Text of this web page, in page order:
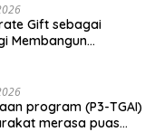
Gift sebagai
Membangun
program (P3-TGAI)
merasa puas